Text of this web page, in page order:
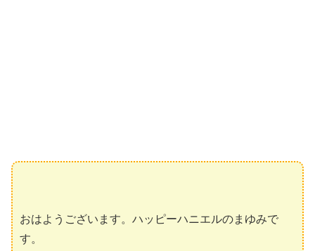
おはようございます。ハッピーハニエルのまゆみで
す。